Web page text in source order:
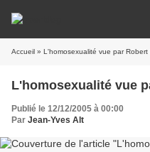
Accueil » L'homosexualité vue par Robert
L'homosexualité vue
Publié le 12/12/2005 à 00:00
Par Jean-Yves Alt